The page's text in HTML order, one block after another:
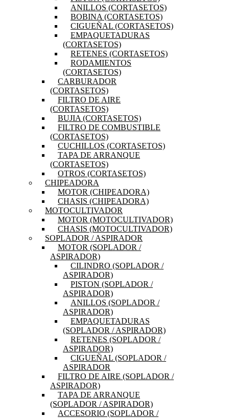
ANILLOS (CORTASETOS)
BOBINA (CORTASETOS)
CIGUEÑAL (CORTASETOS)
EMPAQUETADURAS
(CORTASETOS)
RETENES (CORTASETOS)
RODAMIENTOS
(CORTASETOS)
CARBURADOR
(CORTASETOS)
FILTRO DE AIRE
(CORTASETOS)
BUJIA (CORTASETOS)
FILTRO DE COMBUSTIBLE
(CORTASETOS)
CUCHILLOS (CORTASETOS)
TAPA DE ARRANQUE
(CORTASETOS)
OTROS (CORTASETOS)
CHIPEADORA
MOTOR (CHIPEADORA)
CHASIS (CHIPEADORA)
MOTOCULTIVADOR
MOTOR (MOTOCULTIVADOR)
CHASIS (MOTOCULTIVADOR)
SOPLADOR / ASPIRADOR
MOTOR (SOPLADOR /
ASPIRADOR)
CILINDRO (SOPLADOR /
ASPIRADOR)
PISTON (SOPLADOR /
ASPIRADOR)
ANILLOS (SOPLADOR /
ASPIRADOR)
EMPAQUETADURAS
(SOPLADOR / ASPIRADOR)
RETENES (SOPLADOR /
ASPIRADOR)
CIGUEÑAL (SOPLADOR /
ASPIRADOR
FILTRO DE AIRE (SOPLADOR /
ASPIRADOR)
TAPA DE ARRANQUE
(SOPLADOR / ASPIRADOR)
ACCESORIO (SOPLADOR /